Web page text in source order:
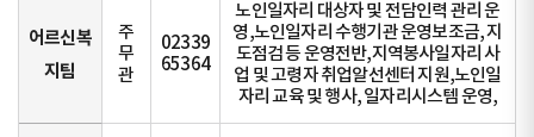
어르신복
지팀
주
무
관
02339
65364
노인일자리 대상자 및 전담인력 관리 운
영,노인일자리 수행기관 운영보조금, 지
도점검 등 운영전반,지역봉사일자리 사
업 및 고령자 취업알선센터 지원,노인일
자리 교육 및 행사, 일자리시스템 운영,